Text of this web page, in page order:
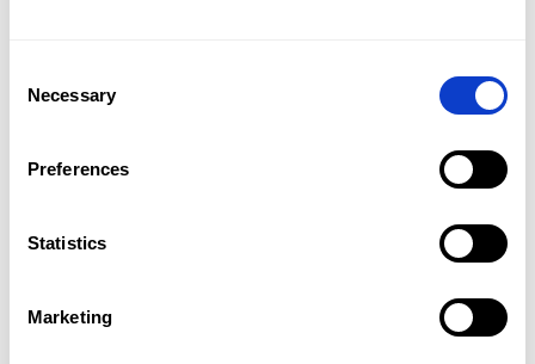
Selection
Necessary
Preferences
Statistics
Marketing
Czytaj również Więcej wpisów